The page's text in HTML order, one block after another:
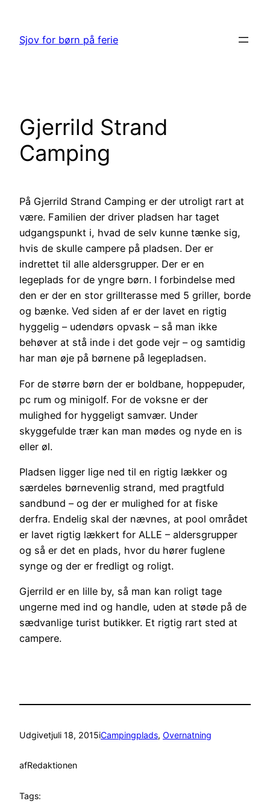
indhold
Sjov for børn på ferie
Gjerrild Strand
Camping
På Gjerrild Strand Camping er der utroligt rart at
være. Familien der driver pladsen har taget
udgangspunkt i, hvad de selv kunne tænke sig,
hvis de skulle campere på pladsen. Der er
indrettet til alle aldersgrupper. Der er en
legeplads for de yngre børn. I forbindelse med
den er der en stor grillterasse med 5 griller, borde
og bænke. Ved siden af er der lavet en rigtig
hyggelig – udendørs opvask – så man ikke
behøver at stå inde i det gode vejr – og samtidig
har man øje på børnene på legepladsen.
For de større børn der er boldbane, hoppepuder,
pc rum og minigolf. For de voksne er der
mulighed for hyggeligt samvær. Under
skyggefulde trær kan man mødes og nyde en is
eller øl.
Pladsen ligger lige ned til en rigtig lækker og
særdeles børnevenlig strand, med pragtfuld
sandbund – og der er mulighed for at fiske
derfra. Endelig skal der nævnes, at pool området
er lavet rigtig lækkert for ALLE – aldersgrupper
og så er det en plads, hvor du hører fuglene
synge og der er fredligt og roligt.
Gjerrild er en lille by, så man kan roligt tage
ungerne med ind og handle, uden at støde på de
sædvanlige turist butikker. Et rigtig rart sted at
campere.
Udgivetjuli 18, 2015iCampingplads, Overnatning
afRedaktionen
Tags: